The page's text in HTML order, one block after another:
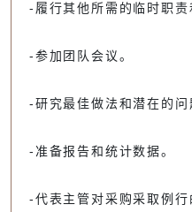
-履行其他所需的临时职责
-参加团队会议。
-研究最佳做法和潜在的问
-准备报告和统计数据。
-代表主管对采购采取例